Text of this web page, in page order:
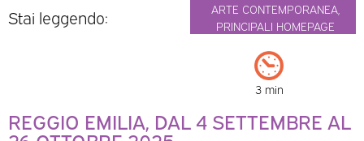
Stai leggendo: ARTE CONTEMPORANEA,
PRINCIPALI HOMEPAGE
3 min
REGGIO EMILIA, DAL 4 SETTEMBRE AL